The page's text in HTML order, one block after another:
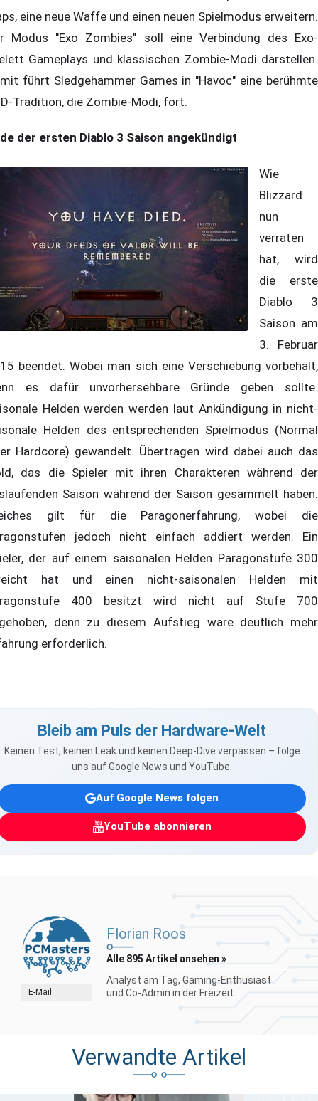
eine neue Waffe und einen neuen Spielmodus erweitern.
Modus "Exo Zombies" soll eine Verbindung des Exo-
Gameplays und klassischen Zombie-Modi darstellen.
führt Sledgehammer Games in "Havoc" eine berühmte
Tradition, die Zombie-Modi, fort.
der ersten Diablo 3 Saison angekündigt
Wie
Blizzard
nun
verraten
hat, wird
die erste
Diablo 3
Saison am
3. Februar
beendet. Wobei man sich eine Verschiebung vorbehält,
es dafür unvorhersehbare Gründe geben sollte.
Helden werden werden laut Ankündigung in nicht-
Helden des entsprechenden Spielmodus (Normal
Hardcore) gewandelt. Übertragen wird dabei auch das
das die Spieler mit ihren Charakteren während der
Saison während der Saison gesammelt haben.
gilt für die Paragonerfahrung, wobei die
jedoch nicht einfach addiert werden. Ein
der auf einem saisonalen Helden Paragonstufe 300
hat und einen nicht-saisonalen Helden mit
400 besitzt wird nicht auf Stufe 700
denn zu diesem Aufstieg wäre deutlich mehr
erforderlich.
Bleib am Puls der Hardware-Welt
Keinen Test, keinen Leak und keinen Deep-Dive verpassen – folge
uns auf Google News und YouTube.
Auf Google News folgen
YouTube abonnieren
E-Mail
Florian Roos
Alle 895 Artikel ansehen »
Analyst am Tag, Gaming-Enthusiast
und Co-Admin in der Freizeit....
Verwandte Artikel